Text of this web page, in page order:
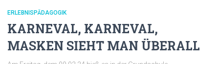
ERLEBNISPÄDAGOGIK
KARNEVAL, KARNEVAL,
MASKEN SIEHT MAN ÜBERALL